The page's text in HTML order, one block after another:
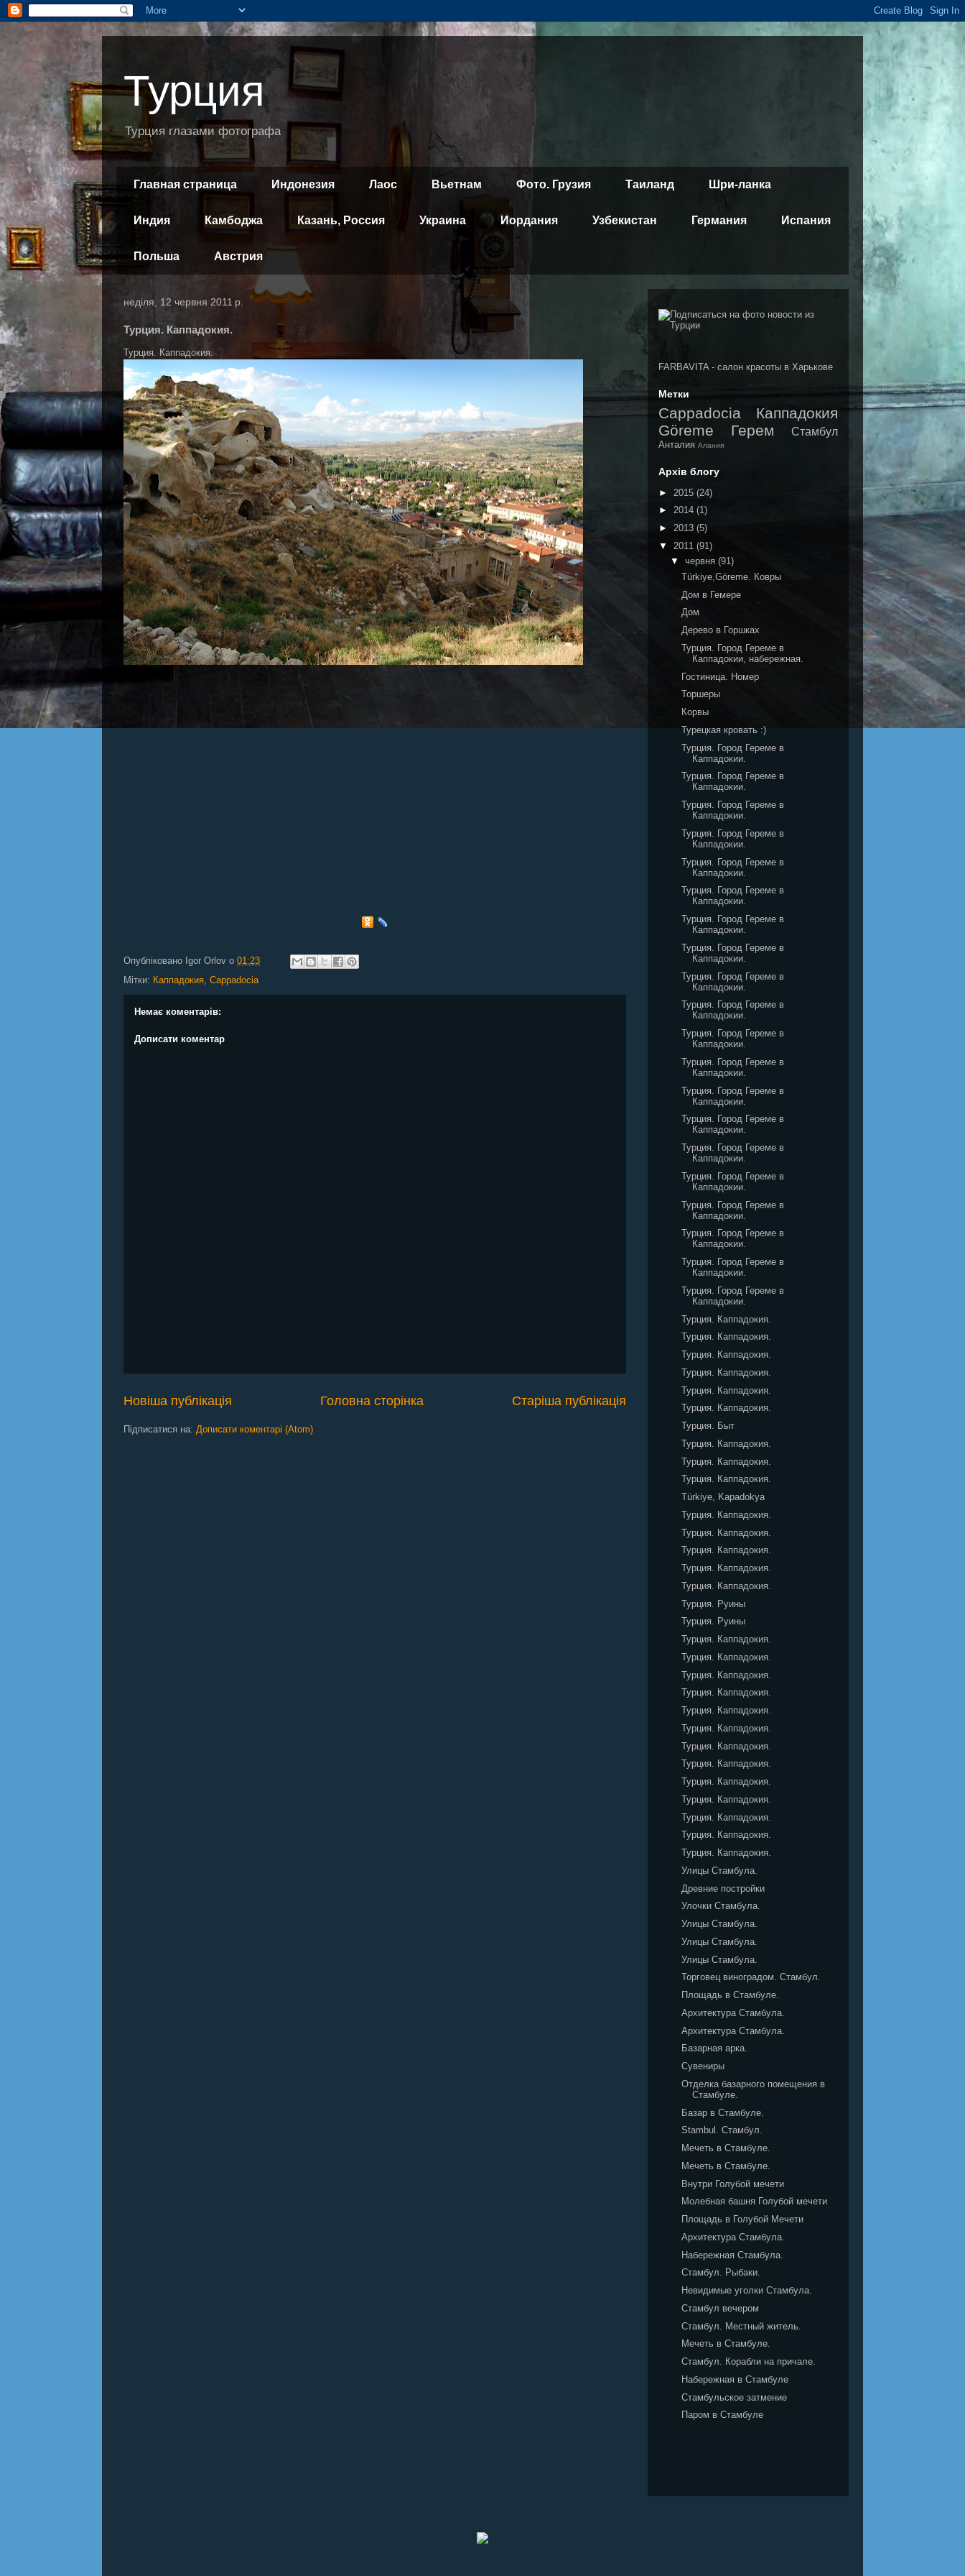
Турция
Турция глазами фотографа
Главная страница Индонезия Лаос Вьетнам Фото. Грузия Таиланд Шри-ланка
Индия Камбоджа Казань, Россия Украина Иордания Узбекистан Германия Испания
Польша Австрия
неділя, 12 червня 2011 р.
Турция. Каппадокия.
Турция. Каппадокия.
Опубліковано Igor Orlov о 01:23
Мітки: Каппадокия, Cappadocia
Немає коментарів:
Дописати коментар
Новіша публікація Старіша публікація
Головна сторінка
Підписатися на: Дописати коментарі (Atom)
FARBAVITA - салон красоты в Харькове
Метки
Cappadocia
Каппадокия
Göreme
Герем Стамбул
Анталия Алания
Архів блогу
► 2015 (24)
► 2014 (1)
► 2013 (5)
▼ 2011 (91)
▼ червня (91)
Türkiye,Göreme. Ковры
Дом в Гемере
Дом
Дерево в Горшках
Турция. Город Гереме в
Каппадокии, набережная.
Гостиница. Номер
Торшеры
Корвы
Турецкая кровать :)
Турция. Город Гереме в
Каппадокии.
Турция. Город Гереме в
Каппадокии.
Турция. Город Гереме в
Каппадокии.
Турция. Город Гереме в
Каппадокии.
Турция. Город Гереме в
Каппадокии.
Турция. Город Гереме в
Каппадокии.
Турция. Город Гереме в
Каппадокии.
Турция. Город Гереме в
Каппадокии.
Турция. Город Гереме в
Каппадокии.
Турция. Город Гереме в
Каппадокии.
Турция. Город Гереме в
Каппадокии.
Турция. Город Гереме в
Каппадокии.
Турция. Город Гереме в
Каппадокии.
Турция. Город Гереме в
Каппадокии.
Турция. Город Гереме в
Каппадокии.
Турция. Город Гереме в
Каппадокии.
Турция. Город Гереме в
Каппадокии.
Турция. Город Гереме в
Каппадокии.
Турция. Город Гереме в
Каппадокии.
Турция. Город Гереме в
Каппадокии.
Турция. Каппадокия.
Турция. Каппадокия.
Турция. Каппадокия.
Турция. Каппадокия.
Турция. Каппадокия.
Турция. Каппадокия.
Турция. Быт
Турция. Каппадокия.
Турция. Каппадокия.
Турция. Каппадокия.
Türkiye, Kapadokya
Турция. Каппадокия.
Турция. Каппадокия.
Турция. Каппадокия.
Турция. Каппадокия.
Турция. Каппадокия.
Турция. Руины
Турция. Руины
Турция. Каппадокия.
Турция. Каппадокия.
Турция. Каппадокия.
Турция. Каппадокия.
Турция. Каппадокия.
Турция. Каппадокия.
Турция. Каппадокия.
Турция. Каппадокия.
Турция. Каппадокия.
Турция. Каппадокия.
Турция. Каппадокия.
Турция. Каппадокия.
Турция. Каппадокия.
Улицы Стамбула.
Древние постройки
Улочки Стамбула.
Улицы Стамбула.
Улицы Стамбула.
Улицы Стамбула.
Торговец виноградом. Стамбул.
Площадь в Стамбуле.
Архитектура Стамбула.
Архитектура Стамбула.
Базарная арка.
Сувениры
Отделка базарного помещения в
Стамбуле.
Базар в Стамбуле.
Stambul. Стамбул.
Мечеть в Стамбуле.
Мечеть в Стамбуле.
Внутри Голубой мечети
Молебная башня Голубой мечети
Площадь в Голубой Мечети
Архитектура Стамбула.
Набережная Стамбула.
Стамбул. Рыбаки.
Невидимые уголки Стамбула.
Стамбул вечером
Стамбул. Местный житель.
Мечеть в Стамбуле.
Стамбул. Корабли на причале.
Набережная в Стамбуле
Стамбульское затмение
Паром в Стамбуле